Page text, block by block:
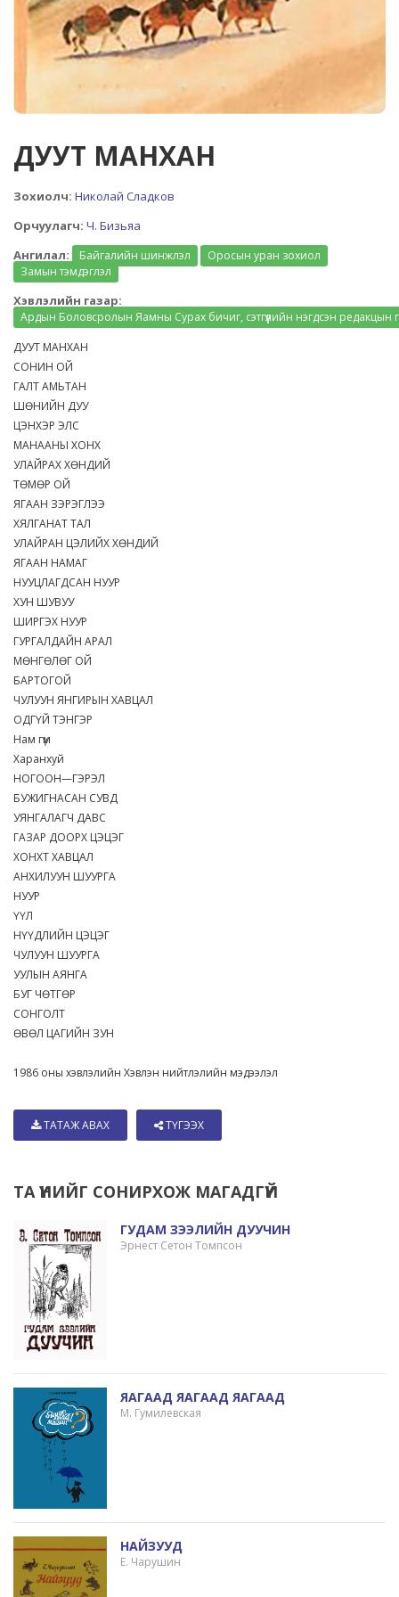
ДУУТ МАНХАН
Зохиолч: Николай Сладков
Орчуулагч: Ч. Бизьяа
Ангилал:
Байгалийн шинжлэл
Оросын уран зохиол
Замын тэмдэглэл
Хэвлэлийн газар:
Ардын Боловсролын Яамны Сурах бичиг, сэтгүүлийн нэгдсэн редакцын
ДУУТ МАНХАН
СОНИН ОЙ
ГАЛТ АМЬТАН
ШӨНИЙН ДУУ
ЦЭНХЭР ЭЛС
МАНААНЫ ХОНХ
УЛАЙРАХ ХӨНДИЙ
ТӨМӨР ОЙ
ЯГААН ЗЭРЭГЛЭЭ
ХЯЛГАНАТ ТАЛ
УЛАЙРАН ЦЭЛИЙХ ХӨНДИЙ
ЯГААН НАМАГ
НУУЦЛАГДСАН НУУР
ХУН ШУВУУ
ШИРГЭХ НУУР
ГУРГАЛДАЙН АРАЛ
МӨНГӨЛӨГ ОЙ
БАРТОГОЙ
ЧУЛУУН ЯНГИРЫН ХАВЦАЛ
ОДГҮЙ ТЭНГЭР
Нам гүм
Харанхуй
НОГООН—ГЭРЭЛ
БУЖИГНАСАН СУВД
УЯНГАЛАГЧ ДАВС
ГАЗАР ДООРХ ЦЭЦЭГ
ХОНХТ ХАВЦАЛ
АНХИЛУУН ШУУРГА
НУУР
ҮҮЛ
НҮҮДЛИЙН ЦЭЦЭГ
ЧУЛУУН ШУУРГА
УУЛЫН АЯНГА
БУГ ЧӨТГӨР
СОНГОЛТ
ӨВӨЛ ЦАГИЙН ЗУН
1986 оны хэвлэлийн Хэвлэн нийтлэлийн мэдээлэл
ТАТАЖ АВАХ ТҮГЭЭХ
ТА ҮҮНИЙГ СОНИРХОЖ МАГАДГҮЙ
ГУДАМ ЗЭЭЛИЙН ДУУЧИН
Эрнест Сетон Томпсон
ЯАГААД ЯАГААД ЯАГААД
М. Гумилевская
НАЙЗУУД
Е. Чарушин